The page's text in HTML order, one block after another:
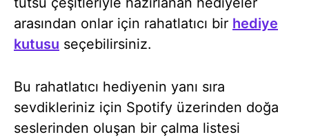
arasından onlar için rahatlatıcı bir hediye
kutusu seçebilirsiniz.
Bu rahatlatıcı hediyenin yanı sıra
sevdikleriniz için Spotify üzerinden doğa
seslerinden oluşan bir çalma listesi